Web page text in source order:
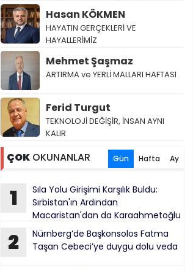
Hasan KÖKMEN
HAYATIN GERÇEKLERİ VE
HAYALLERİMİZ
Mehmet Şaşmaz
ARTIRMA ve YERLİ MALLARI HAFTASI
Ferid Turgut
TEKNOLOJİ DEĞİŞİR, İNSAN AYNI
KALIR
ÇOK OKUNANLAR Gün Hafta Ay
1
Sıla Yolu Girişimi Karşılık Buldu:
Sırbistan'ın Ardından
Macaristan'dan da Karaahmetoğlu
ve Ahmetović'e Resmî Yanıt Geldi
2
Nürnberg’de Başkonsolos Fatma
Taşan Cebeci’ye duygu dolu veda